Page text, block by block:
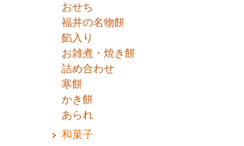
おせち
福井の名物餅
餡入り
お雑煮・焼き餅
詰め合わせ
寒餅
かき餅
あられ
和菓子